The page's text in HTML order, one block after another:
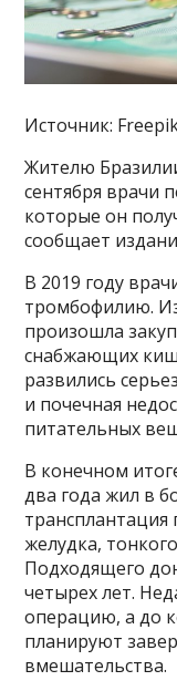
Источник:
Жителю
сентября врачи
которые он
сообщает
В 2019 году
тромбофилию.
произошла
снабжающих
развились
и почечная
питательных
В конечном
два года жил в
желудка,
Подходящего
четырех лет.
операцию, а до
планируют
вмешательства.